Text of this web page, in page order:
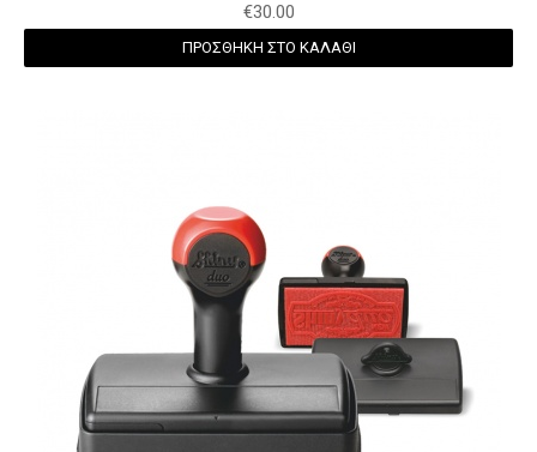
€30.00
ΠΡΟΣΘΗΚΗ ΣΤΟ ΚΑΛΑΘΙ